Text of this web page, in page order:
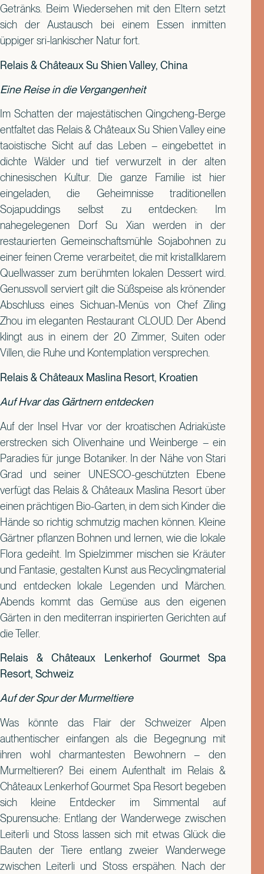
Getränks. Beim Wiedersehen mit den Eltern setzt
sich der Austausch bei einem Essen inmitten
üppiger sri-lankischer Natur fort.
Relais & Châteaux Su Shien Valley, China
Eine Reise in die Vergangenheit
Im Schatten der majestätischen Qingcheng-Berge
entfaltet das Relais & Châteaux Su Shien Valley eine
taoistische Sicht auf das Leben – eingebettet in
dichte Wälder und tief verwurzelt in der alten
chinesischen Kultur. Die ganze Familie ist hier
eingeladen, die Geheimnisse traditionellen
Sojapuddings selbst zu entdecken: Im
nahegelegenen Dorf Su Xian werden in der
restaurierten Gemeinschaftsmühle Sojabohnen zu
einer feinen Creme verarbeitet, die mit kristallklarem
Quellwasser zum berühmten lokalen Dessert wird.
Genussvoll serviert gilt die Süßspeise als krönender
Abschluss eines Sichuan-Menüs von Chef Ziling
Zhou im eleganten Restaurant CLOUD. Der Abend
klingt aus in einem der 20 Zimmer, Suiten oder
Villen, die Ruhe und Kontemplation versprechen.
Relais & Châteaux Maslina Resort, Kroatien
Auf Hvar das Gärtnern entdecken
Auf der Insel Hvar vor der kroatischen Adriaküste
erstrecken sich Olivenhaine und Weinberge – ein
Paradies für junge Botaniker. In der Nähe von Stari
Grad und seiner UNESCO-geschützten Ebene
verfügt das Relais & Châteaux Maslina Resort über
einen prächtigen Bio-Garten, in dem sich Kinder die
Hände so richtig schmutzig machen können. Kleine
Gärtner pflanzen Bohnen und lernen, wie die lokale
Flora gedeiht. Im Spielzimmer mischen sie Kräuter
und Fantasie, gestalten Kunst aus Recyclingmaterial
und entdecken lokale Legenden und Märchen.
Abends kommt das Gemüse aus den eigenen
Gärten in den mediterran inspirierten Gerichten auf
die Teller.
Relais & Châteaux Lenkerhof Gourmet Spa
Resort, Schweiz
Auf der Spur der Murmeltiere
Was könnte das Flair der Schweizer Alpen
authentischer einfangen als die Begegnung mit
ihren wohl charmantesten Bewohnern – den
Murmeltieren? Bei einem Aufenthalt im Relais &
Châteaux Lenkerhof Gourmet Spa Resort begeben
sich kleine Entdecker im Simmental auf
Spurensuche: Entlang der Wanderwege zwischen
Leiterli und Stoss lassen sich mit etwas Glück die
Bauten der Tiere entlang zweier Wanderwege
zwischen Leiterli und Stoss erspähen. Nach der